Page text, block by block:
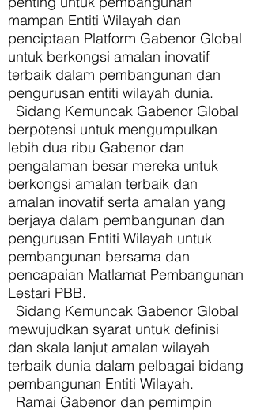
mampan Entiti Wilayah dan
penciptaan Platform Gabenor Global
untuk berkongsi amalan inovatif
terbaik dalam pembangunan dan
pengurusan entiti wilayah dunia.
Sidang Kemuncak Gabenor Global
berpotensi untuk mengumpulkan
lebih dua ribu Gabenor dan
pengalaman besar mereka untuk
berkongsi amalan terbaik dan
amalan inovatif serta amalan yang
berjaya dalam pembangunan dan
pengurusan Entiti Wilayah untuk
pembangunan bersama dan
pencapaian Matlamat Pembangunan
Lestari PBB.
Sidang Kemuncak Gabenor Global
mewujudkan syarat untuk definisi
dan skala lanjut amalan wilayah
terbaik dunia dalam pelbagai bidang
pembangunan Entiti Wilayah.
Ramai Gabenor dan pemimpin